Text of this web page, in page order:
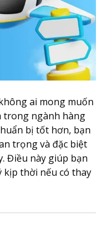
ai mong muốn
trong ngành hàng
bị tốt hơn, bạn
trọng và đặc biệt
Điều này giúp bạn
kịp thời nếu có thay